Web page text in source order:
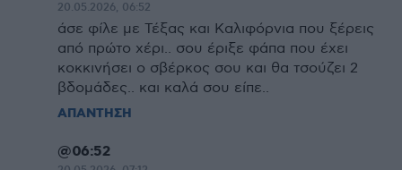
20.05.2026, 06:52
άσε φίλε με Τέξας και Καλιφόρνια που ξέρεις
από πρώτο χέρι.. σου έριξε φάπα που έχει
κοκκινήσει ο σβέρκος σου και θα τσούζει 2
βδομάδες.. και καλά σου είπε..
ΑΠΑΝΤΗΣΗ
@06:52